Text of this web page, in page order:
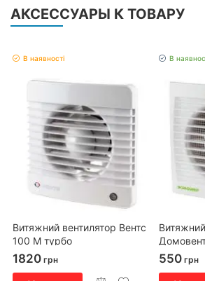
АКСЕССУАРЫ К ТОВАРУ
В наявності
Витяжний вентилятор Вентс
100 М турбо
1820 грн
В
550 грн